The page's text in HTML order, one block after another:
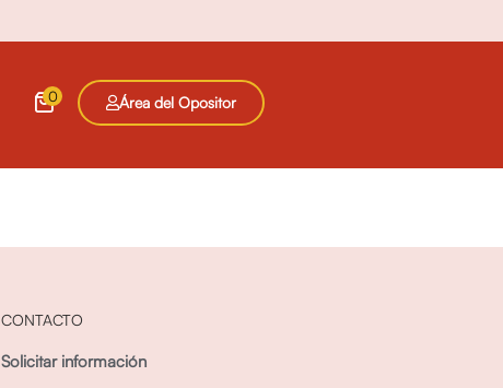
0 Área del Opositor
CONTACTO
Solicitar información